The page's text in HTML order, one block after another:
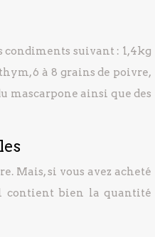
condiments suivant : 1,4kg
6 à 8 grains de poivre,
mascarpone ainsi que des
Mais, si vous avez acheté
contient bien la quantité